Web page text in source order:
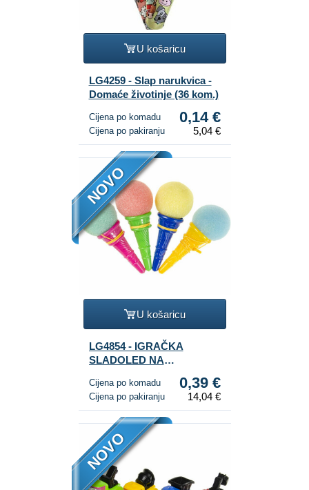
U košaricu
LG4259 - Slap narukvica -
Domaće životinje (36 kom.)
Cijena po komadu 0,14 €
Cijena po pakiranju 5,04 €
NOVO
U košaricu
LG4854 - IGRAČKA
SLADOLED NA
10 CM (36 KOM.)
Cijena po komadu 0,39 €
Cijena po pakiranju 14,04 €
NOVO